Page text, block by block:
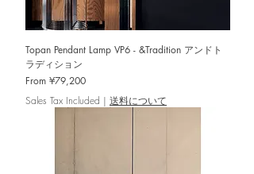
Topan Pendant Lamp VP6 - &Tradition アンドト
ラディション
From ¥79,200
Sale Price
Sales Tax Included | 送料について